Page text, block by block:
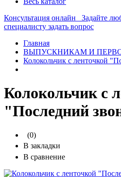
Консультация онлайн
Задайте
специалисту задать вопрос
Главная
ВЫПУСКНИКАМ И
Колокольчик с ленточкой
Колокольчик с
"Последний
(0)
В закладки
В сравнение